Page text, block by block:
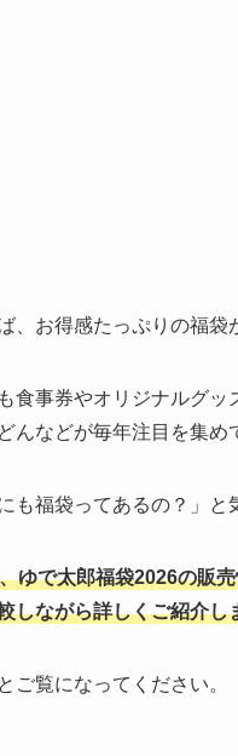
、お得感たっぷりの福
食事券やオリジナルグ
んなどが毎年注目を集め
も福袋ってあるの？」
ゆで太郎福袋2026の販
しながら詳しくご紹介し
ご覧になってください。